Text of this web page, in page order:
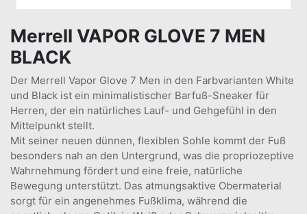
Merrell VAPOR GLOVE 7 MEN
BLACK
Der Merrell Vapor Glove 7 Men in den Farbvarianten White
und Black ist ein minimalistischer Barfuß-Sneaker für
Herren, der ein natürliches Lauf- und Gehgefühl in den
Mittelpunkt stellt.
Mit seiner neuen dünnen, flexiblen Sohle kommt der Fuß
besonders nah an den Untergrund, was die propriozeptive
Wahrnehmung fördert und eine freie, natürliche
Bewegung unterstützt. Das atmungsaktive Obermaterial
sorgt für ein angenehmes Fußklima, während die